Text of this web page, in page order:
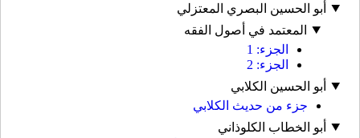
أبو الحسين البصري المعتزلي
المعتمد في أصول الفقه
الجزء: 1
الجزء: 2
أبو الحسين الكلابي
جزء من حديث الكلابي
أبو الخطاب الكلوذاني